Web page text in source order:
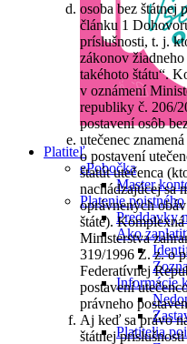
Platiteľ
ePobočka
Master
Platenie poistného
Preddavky
Ako
Informácie
Platitelia
osoba bez štátnej
článku 1
príslušnosti, t. j.
zákonov žiadneho
takéhoto štátu“.
v oznámení
republiky č. 206/
postavení osôb
utečenec
o postavení
štatút utečenca
nachádzajúcej sa
oprávnených
štáte).
Ministerstva
319/1996 Z. z. o
Federatívnej
postavení
právneho
Aj keď sa právo
štátnej